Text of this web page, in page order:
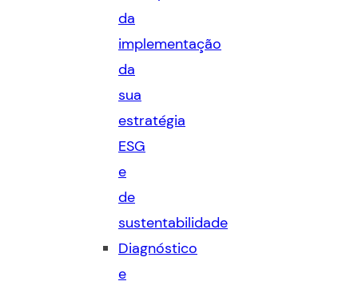
da
implementação
da
sua
estratégia
ESG
e
de
sustentabilidade
Diagnóstico
e